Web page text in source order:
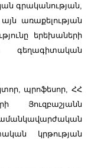
գրականության,
առաքելության
երեխաների
գեղագիտական
պրոֆեսոր, ՀՀ
Յուզբաշյանն
կրթության